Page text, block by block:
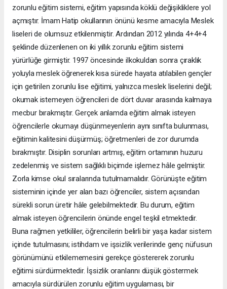
zorunlu eğitim sistemi, eğitim yapısında köklü değişikliklere yol
açmıştır. İmam Hatip okullarının önünü kesme amacıyla Meslek
liseleri de olumsuz etkilenmiştir. Ardından 2012 yılında 4+4+4
şeklinde düzenlenen on iki yıllık zorunlu eğitim sistemi
yürürlüğe girmiştir. 1997 öncesinde ilkokuldan sonra çıraklık
yoluyla meslek öğrenerek kısa sürede hayata atılabilen gençler
için getirilen zorunlu lise eğitimi, yalnızca meslek liselerini değil;
okumak istemeyen öğrencileri de dört duvar arasında kalmaya
mecbur bırakmıştır. Gerçek anlamda eğitim almak isteyen
öğrencilerle okumayı düşünmeyenlerin aynı sınıfta bulunması,
eğitimin kalitesini düşürmüş; öğretmenleri de zor durumda
bırakmıştır. Disiplin sorunları artmış, eğitim ortamının huzuru
zedelenmiş ve sistem sağlıklı biçimde işlemez hâle gelmiştir.
Zorla kimse okul sıralarında tutulmamalıdır. Görünüşte eğitim
sisteminin içinde yer alan bazı öğrenciler, sistem açısından
sürekli sorun üretir hâle gelebilmektedir. Bu durum, eğitim
almak isteyen öğrencilerin önünde engel teşkil etmektedir.
Buna rağmen yetkililer, öğrencilerin belirli bir yaşa kadar sistem
içinde tutulmasını; istihdam ve işsizlik verilerinde genç nüfusun
görünümünü etkilememesini gerekçe göstererek zorunlu
eğitimi sürdürmektedir. İşsizlik oranlarını düşük göstermek
amacıyla sürdürülen zorunlu eğitim uygulaması, bir